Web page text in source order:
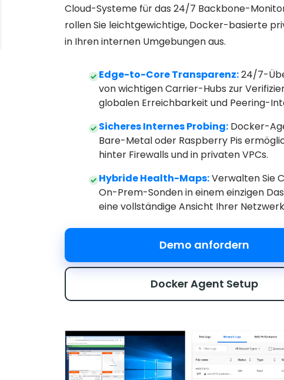
Cloud-Systeme für das 24/7 Backbone-
rollen Sie leichtgewichtige, Docker-basierte
in Ihren internen Umgebungen aus.
Edge-to-Core Transparenz:24/7-
von wichtigen Carrier-Hubs zur
globalen Erreichbarkeit und Peering-
Sicheres Internes Probing: Docker-
Bare-Metal oder Raspberry Pis
hinter Firewalls und in privaten VPCs.
Hybride Health-Maps:Verwalten Sie
On-Prem-Sonden in einem einzigen
eine vollständige Ansicht Ihrer
Demo anfordern
Docker Agent Setup